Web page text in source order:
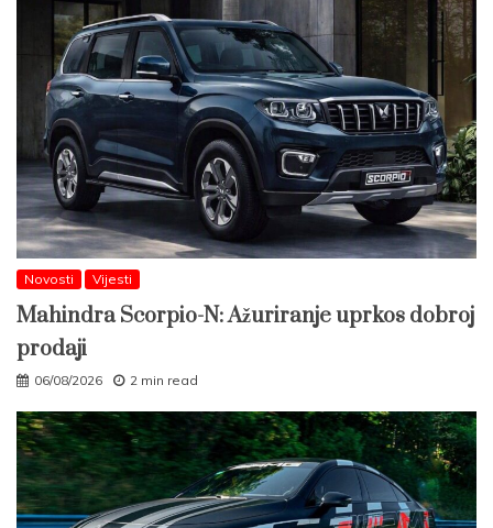
Novosti Vijesti
Mahindra Scorpio-N: Ažuriranje uprkos dobroj
prodaji
06/08/2026 2 min read